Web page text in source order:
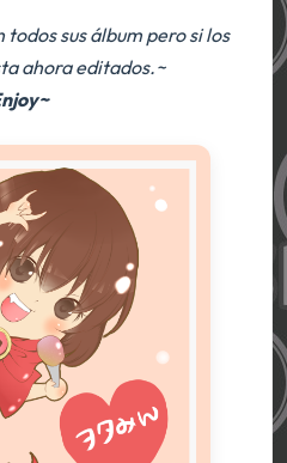
todos sus álbum pero si los
ahora editados.~